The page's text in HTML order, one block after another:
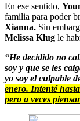
En ese sentido,
familia para poder
Xianna. Sin
Melissa Klug le
“He decidido no
soy y que se les
yo soy el culpable
enero. Intenté
pero a veces